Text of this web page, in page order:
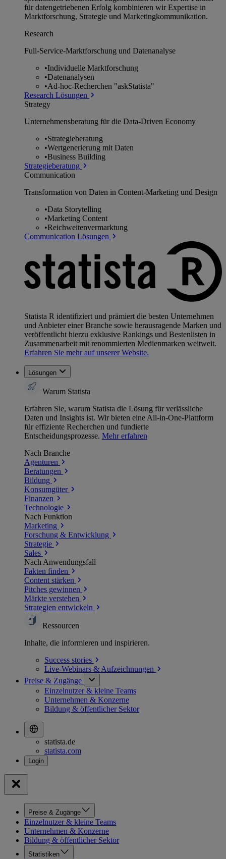
für datengetriebenen Erfolg kombinieren wir Expertise in
Marktforschung, Strategie und Marketingkommunikation.
Research
Full-Service-Marktforschung und Datenanalyse
•Individuelle Marktforschung
•Datenanalysen
•Ad-hoc-Recherchen "askStatista"
Research Lösungen
Strategy
Unternehmens­beratung für die Data-Driven Economy
•Strategieberatung
•Wertgenerierung mit Daten
•Business Building
Strategieberatung
Communication
Transformation von Daten in Content-Marketing und Design
•Data Storytelling
•Marketing Content
•Reichweitenvermarktung
Communication Lösungen
Statista R identifiziert und prämiert die besten Unternehmen
und Anbieter einer Branche sowie herausragende Marken und
veröffentlicht hierzu exklusive Rankings und Bestenlisten in
Zusammenarbeit mit renommierten Medienmarken weltweit.
Erfahren Sie mehr auf unserer Website.
Lösungen
Warum Statista
Erfahren Sie, warum Statista die Lösung für verlässliche
Daten und Insights ist. Wir bieten eine All-in-One-Plattform
für effiziente Recherchen und fundierte
Entscheidungsprozesse. Mehr erfahren
Nach Branche
Agenturen
Beratungen
Bildung
Konsumgüter
Finanzen
Technologie
Nach Funktion
Marketing
Forschung & Entwicklung
Strategie
Sales
Nach Anwendungsfall
Fakten finden
Content stärken
Pitches gewinnen
Märkte verstehen
Strategien entwickeln
Ressourcen
Inhalte, die informieren und inspirieren.
Success stories
Live-Webinars & Aufzeichnungen
Preise & Zugänge
Einzelnutzer & kleine Teams
Unternehmen & Konzerne
Bildung & öffentlicher Sektor
statista.de
statista.com
Preise & Zugänge
Einzelnutzer & kleine Teams
Unternehmen & Konzerne
Bildung & öffentlicher Sektor
Statistiken